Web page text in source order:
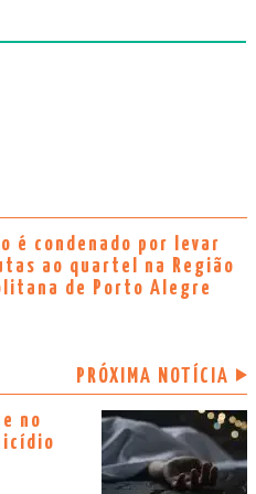
é condenado por levar
ao quartel na Região
de Porto Alegre
PRÓXIMA NOTÍCIA
no